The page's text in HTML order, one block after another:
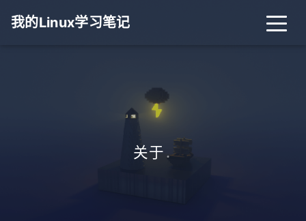
我的Linux学习笔记
关于.